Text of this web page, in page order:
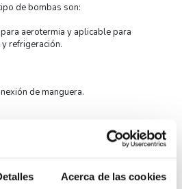
Acerca de las cookies
de bombas son:
aerotermia y aplicable para
refrigeración.
de manguera.
CALEFFI 545347 Desfangador en
válvula